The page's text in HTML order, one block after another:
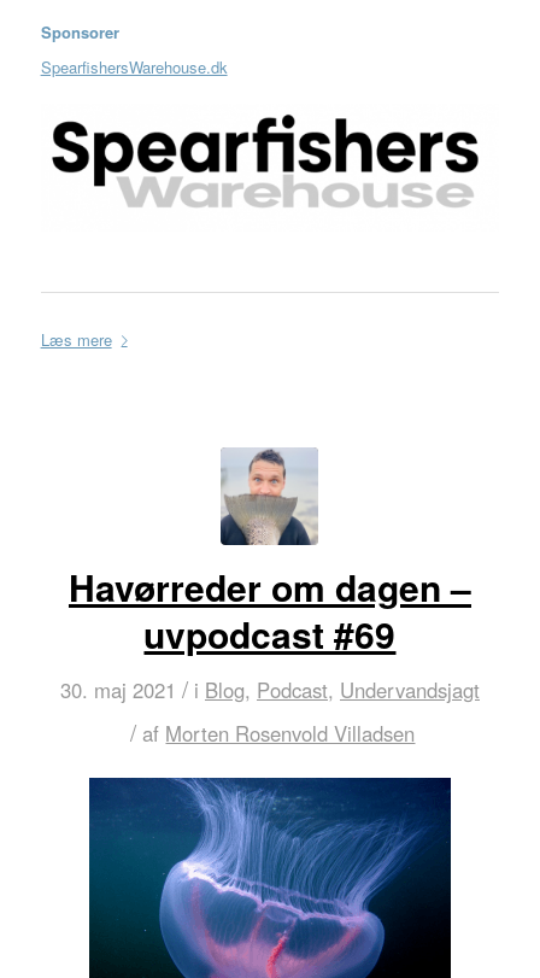
Sponsorer
SpearfishersWarehouse.dk
Læs mere
Havørreder om dagen –
uvpodcast #69
30. maj 2021 / i Blog, Podcast, Undervandsjagt
/ af Morten Rosenvold Villadsen